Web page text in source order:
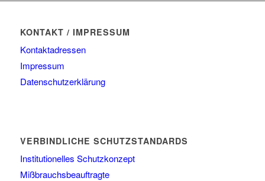
KONTAKT / IMPRESSUM
Kontaktadressen
Impressum
Datenschutzerklärung
VERBINDLICHE SCHUTZSTANDARDS
Institutionelles Schutzkonzept
Mißbrauchsbeauftragte